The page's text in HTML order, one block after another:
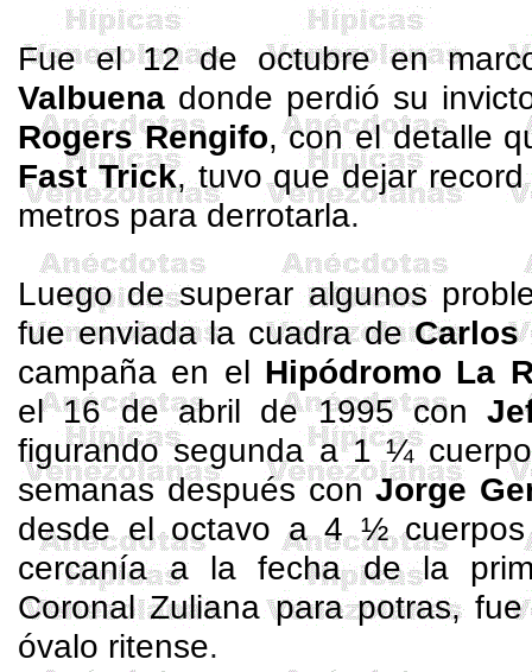
Fue el 12 de octubre en
Valbuena donde perdió su
Rogers Rengifo, con el detalle
Fast Trick, tuvo que dejar
metros para derrotarla.
Luego de superar algunos
fue enviada la cuadra deCarlos
campaña en el Hipódromo La
el 16 de abril de 1995 con
figurando segunda a 1 ¼
semanas después conJorge
desde el octavo a 4 ½
cercanía a la fecha de la
Coronal Zuliana para potras,
óvalo ritense.